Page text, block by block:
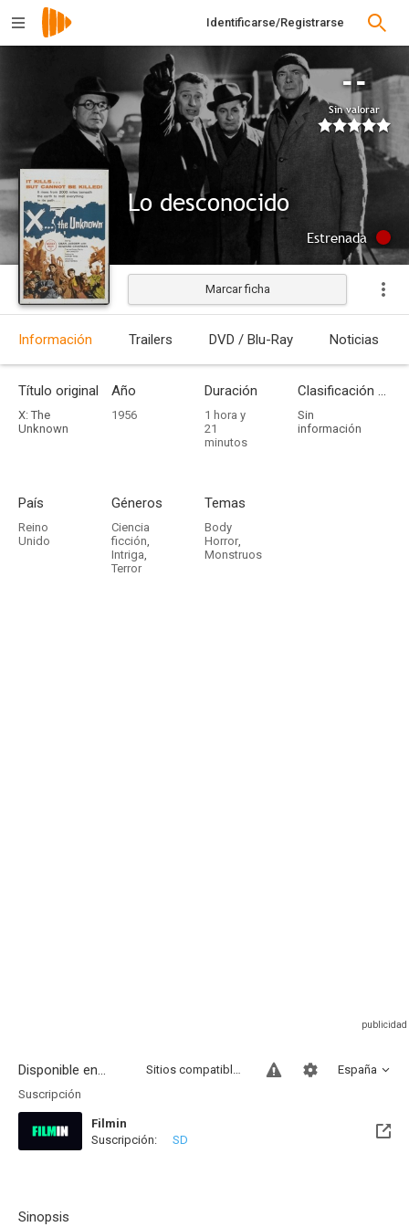
Identificarse/Registrarse
--
Sin valorar
Lo desconocido
Estrenada
Marcar ficha
Información Trailers DVD / Blu-Ray Noticias
Título original
X: The
Unknown
Año
1956
Duración
1 hora y
21
minutos
Clasificación por edades
Sin
información
País
Reino
Unido
Géneros
Ciencia
ficción,
Intriga,
Terror
Temas
Body
Horror,
Monstruos
Disponible en... España
Sitios compatibles
Suscripción
Filmin
Disponible hasta el Mié, 31 Dic 2031 (Quedan 5 años)
Suscripción: SD
Sinopsis